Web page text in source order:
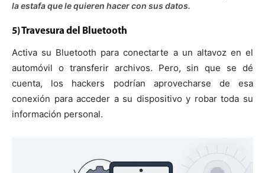
la estafa que le quieren hacer con sus datos.
5) Travesura del Bluetooth
Activa su Bluetooth para conectarte a un altavoz en el
automóvil o transferir archivos. Pero, sin que se dé
cuenta, los hackers podrían aprovecharse de esa
conexión para acceder a su dispositivo y robar toda su
información personal.